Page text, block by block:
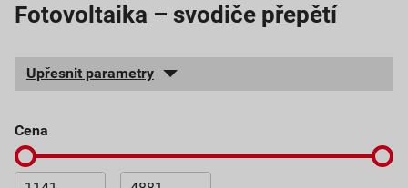
Fotovoltaika – svodiče přepětí
Upřesnit parametry
cena